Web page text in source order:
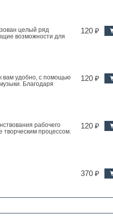
целый ряд
возможности для
120 ₽
вам удобно, с помощью
Благодаря
120 ₽
рабочего
процессом.
120 ₽
370 ₽